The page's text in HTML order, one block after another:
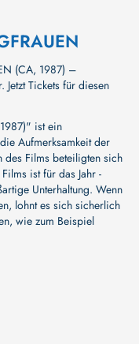
(CA, 1987) –
Tickets für diesen
ist ein
Aufmerksamkeit der
des Films beteiligten sich
ist für das Jahr -
Unterhaltung. Wenn
lohnt es sich sicherlich
wie zum Beispiel